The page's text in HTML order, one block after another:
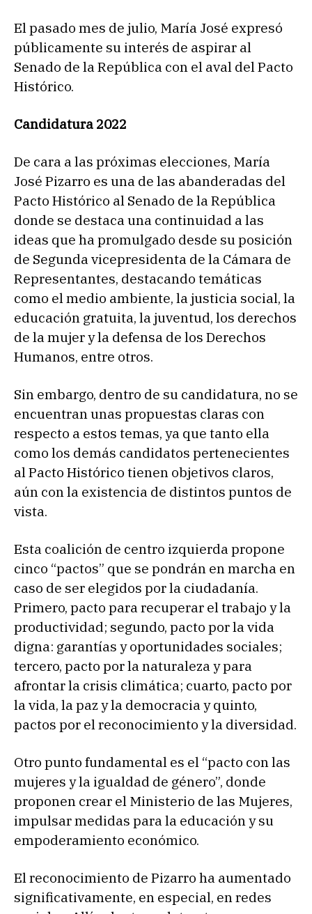
El pasado mes de julio, María José expresó
públicamente su interés de aspirar al
Senado de la República con el aval del Pacto
Histórico.
Candidatura 2022
De cara a las próximas elecciones, María
José Pizarro es una de las abanderadas del
Pacto Histórico al Senado de la República
donde se destaca una continuidad a las
ideas que ha promulgado desde su posición
de Segunda vicepresidenta de la Cámara de
Representantes, destacando temáticas
como el medio ambiente, la justicia social, la
educación gratuita, la juventud, los derechos
de la mujer y la defensa de los Derechos
Humanos, entre otros.
Sin embargo, dentro de su candidatura, no se
encuentran unas propuestas claras con
respecto a estos temas, ya que tanto ella
como los demás candidatos pertenecientes
al Pacto Histórico tienen objetivos claros,
aún con la existencia de distintos puntos de
vista.
Esta coalición de centro izquierda propone
cinco “pactos” que se pondrán en marcha en
caso de ser elegidos por la ciudadanía.
Primero, pacto para recuperar el trabajo y la
productividad; segundo, pacto por la vida
digna: garantías y oportunidades sociales;
tercero, pacto por la naturaleza y para
afrontar la crisis climática; cuarto, pacto por
la vida, la paz y la democracia y quinto,
pactos por el reconocimiento y la diversidad.
Otro punto fundamental es el “pacto con las
mujeres y la igualdad de género”, donde
proponen crear el Ministerio de las Mujeres,
impulsar medidas para la educación y su
empoderamiento económico.
El reconocimiento de Pizarro ha aumentado
significativamente, en especial, en redes